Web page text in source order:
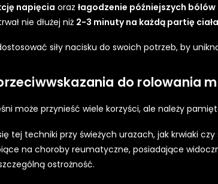
napięcia oraz łagodzenie późniejszych
nie dłużej niż 2-3 minuty na każdą partię ciała
siły nacisku do swoich potrzeb, by
do rolowania
może przynieść wiele korzyści, ale należy
tej techniki przy świeżych urazach, jak krwiaki czy
na choroby reumatyczne, posiadające
ostrożność.